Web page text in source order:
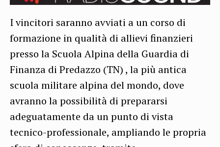
I vincitori saranno avviati a un corso di
formazione in qualità di allievi finanzieri
presso la Scuola Alpina della Guardia di
Finanza di Predazzo (TN) , la più antica
scuola militare alpina del mondo, dove
avranno la possibilità di prepararsi
adeguatamente da un punto di vista
tecnico-professionale, ampliando le propria